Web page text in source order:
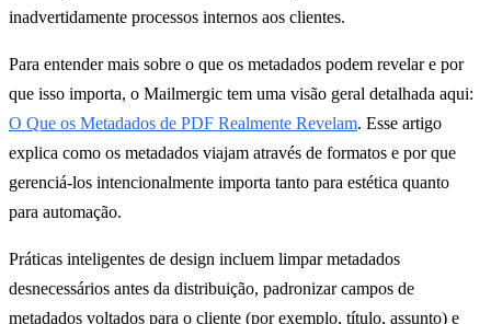
inadvertidamente processos internos aos clientes.
Para entender mais sobre o que os metadados podem revelar e por
que isso importa, o Mailmergic tem uma visão geral detalhada aqui:
O Que os Metadados de PDF Realmente Revelam. Esse artigo
explica como os metadados viajam através de formatos e por que
gerenciá-los intencionalmente importa tanto para estética quanto
para automação.
Práticas inteligentes de design incluem limpar metadados
desnecessários antes da distribuição, padronizar campos de
metadados voltados para o cliente (por exemplo, título, assunto) e